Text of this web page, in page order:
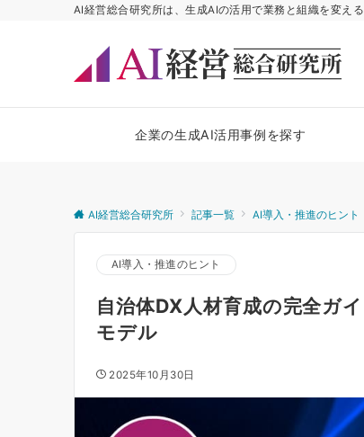
AI経営総合研究所は、生成AIの活用で業務と組織を変え
企業の生成AI活用事例を探す
AI経営総合研究所 記事一覧 AI導入・推進のヒント
AI導入・推進のヒント
自治体DX人材育成の完全ガ
モデル
2025年10月30日